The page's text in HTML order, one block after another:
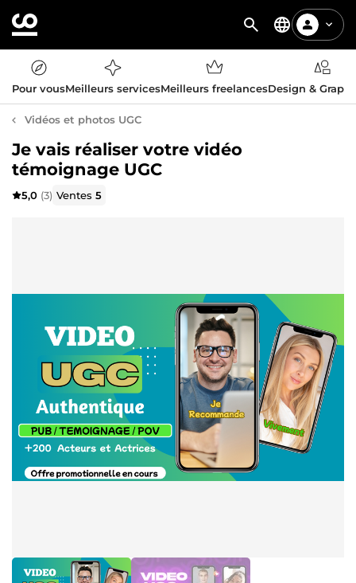
Pour vousMeilleurs servicesMeilleurs freelancesDesign &
Vidéos et photos UGC
Je vais réaliser votre vidéo
témoignage UGC
5,0 (3) Ventes5